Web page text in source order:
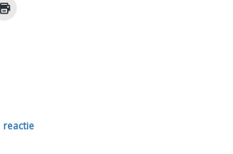
reactie